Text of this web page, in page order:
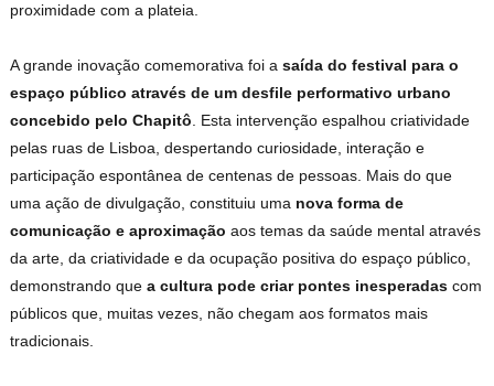
proximidade com a plateia.
A grande inovação comemorativa foi asaída do festival para o
espaço público através de um desfile performativo urbano
concebido pelo Chapitô. Esta intervenção espalhou criatividade
pelas ruas de Lisboa, despertando curiosidade, interação e
participação espontânea de centenas de pessoas. Mais do que
uma ação de divulgação, constituiu uma nova forma de
comunicação e aproximação aos temas da saúde mental através
da arte, da criatividade e da ocupação positiva do espaço público,
demonstrando quea cultura pode criar pontes inesperadas com
públicos que, muitas vezes, não chegam aos formatos mais
tradicionais.